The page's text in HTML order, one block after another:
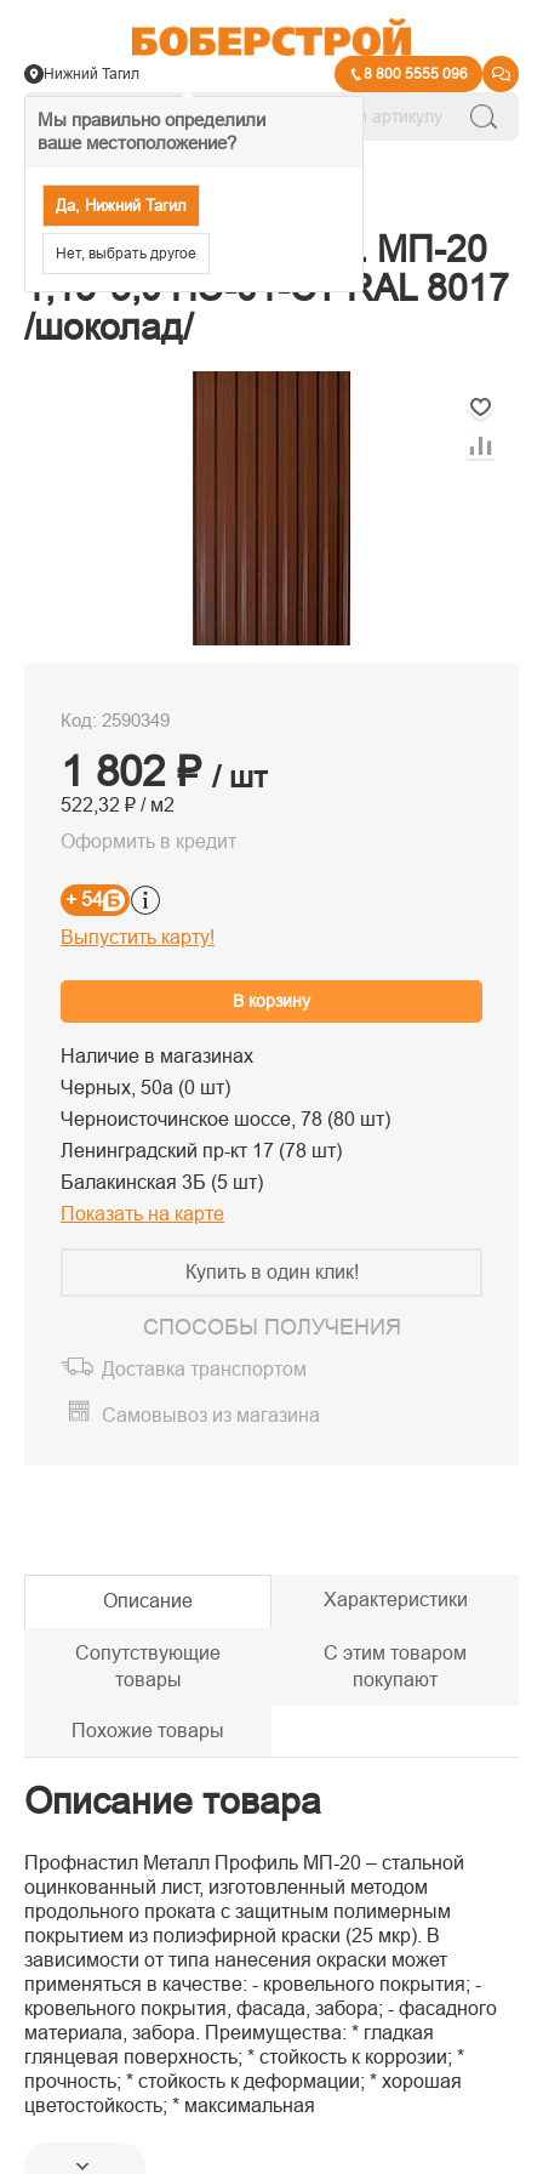
Мы правильно определили
ваше местоположение?
Да, Нижний Тагил
Нет, выбрать другое
Нижний Тагил 8 800 5555 096
Профнастил полим. МП-20
1,15*3,0 ПЭ-01-СТ RAL 8017
/шоколад/
Код: 2590349
1 802 ₽ / шт
522,32 ₽ / м2
Оформить в кредит
+ 54
Выпустить карту!
В корзину
Наличие в магазинах
Черных, 50а (0 шт)
Черноисточинское шоссе, 78 (80 шт)
Ленинградский пр-кт 17 (78 шт)
Балакинская 3Б (5 шт)
Показать на карте
Купить в один клик!
СПОСОБЫ ПОЛУЧЕНИЯ
Доставка транспортом
Самовывоз из магазина
Описание Характеристики
Сопутствующие
товары
С этим товаром
покупают
Похожие товары
Описание товара
Профнастил Металл Профиль МП-20 – стальной
оцинкованный лист, изготовленный методом
продольного проката с защитным полимерным
покрытием из полиэфирной краски (25 мкр). В
зависимости от типа нанесения окраски может
применяться в качестве: - кровельного покрытия; -
кровельного покрытия, фасада, забора; - фасадного
материала, забора. Преимущества: * гладкая
глянцевая поверхность; * стойкость к коррозии; *
прочность; * стойкость к деформации; * хорошая
цветостойкость; * максимальная